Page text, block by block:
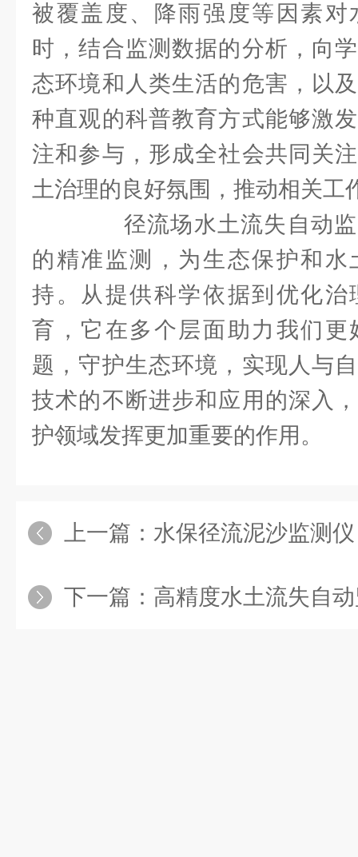
被覆盖度、降雨强度等因素对
时，结合监测数据的分析，向
态环境和人类生活的危害，以
种直观的科普教育方式能够激
注和参与，形成全社会共同关
土治理的良好氛围，推动相关工
径流场水土流失自动监
的精准监测，为生态保护和
持。从提供科学依据到优化治
育，它在多个层面助力我们更
题，守护生态环境，实现人与
技术的不断进步和应用的深入
护领域发挥更加重要的作用。
上一篇： 水保径流泥沙监测仪：
下一篇： 高精度水土流失自动监测系统